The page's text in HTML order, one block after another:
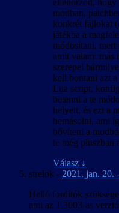
ellenőrzöd, hogy
modban,
konkrét fájlokat
játékba a
módosítani,
amit valami más
szerepel
kell bontani azt
Lua script,
betenni a te
helyett, és ezt a
bemásolni, ami
bővíteni a
te még pluszban
Válasz ↓
strelok - 2021. jan. 20.
Helló fordítók
ami az 1.3003-as